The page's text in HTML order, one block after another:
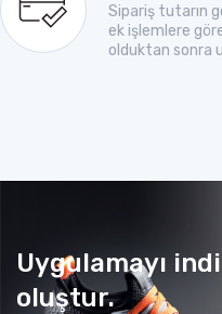
Sipariş tutarın
ek işlemlere
olduktan sonra
Uygulamayı
oluştur.